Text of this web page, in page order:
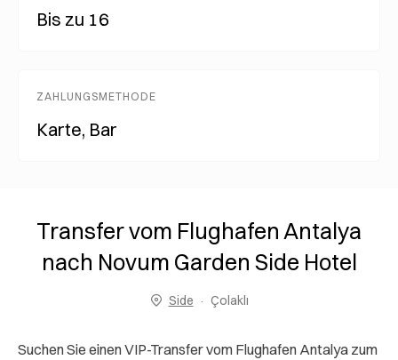
Bis zu 16
ZAHLUNGSMETHODE
Karte, Bar
Transfer vom Flughafen Antalya
nach Novum Garden Side Hotel
Side Çolaklı
Suchen Sie einen VIP-Transfer vom Flughafen Antalya zum